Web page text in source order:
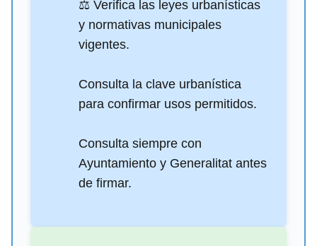
⚖️ Verifica las leyes urbanísticas
y normativas municipales
vigentes.
Consulta la clave urbanística
para confirmar usos permitidos.
Consulta siempre con
Ayuntamiento y Generalitat antes
de firmar.